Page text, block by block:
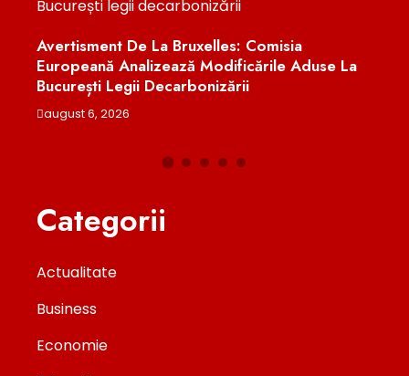
De La Bruxelles: Comisia
Analizează Modificările Aduse La
Legii Decarbonizării
6, 2026
Biodiversității
august 6, 2026
Categorii
Actualitate
Business
Economie